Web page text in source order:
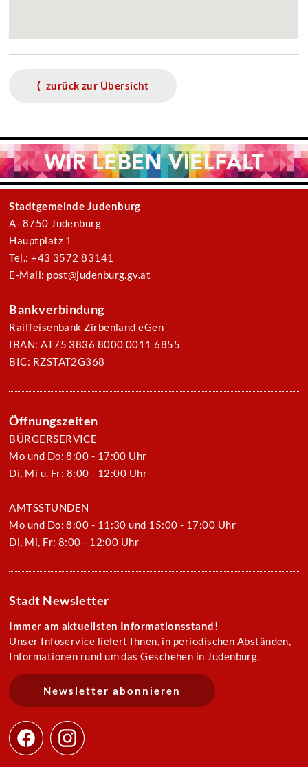
⟨ zurück zur Übersicht
Stadtgemeinde Judenburg
A- 8750 Judenburg
Hauptplatz 1
Tel.: +43 3572 83141
E-Mail: post@judenburg.gv.at
Bankverbindung
Raiffeisenbank Zirbenland eGen
IBAN: AT75 3836 8000 0011 6855
BIC: RZSTAT2G368
Öffnungszeiten
BÜRGERSERVICE
Mo und Do: 8:00 - 17:00 Uhr
Di, Mi u. Fr: 8:00 - 12:00 Uhr
AMTSSTUNDEN
Mo und Do: 8:00 - 11:30 und 15:00 - 17:00 Uhr
Di, Mi, Fr: 8:00 - 12:00 Uhr
Stadt Newsletter
Immer am aktuellsten Informationsstand!
Unser Infoservice liefert Ihnen, in periodischen Abständen,
Informationen rund um das Geschehen in Judenburg.
Newsletter abonnieren